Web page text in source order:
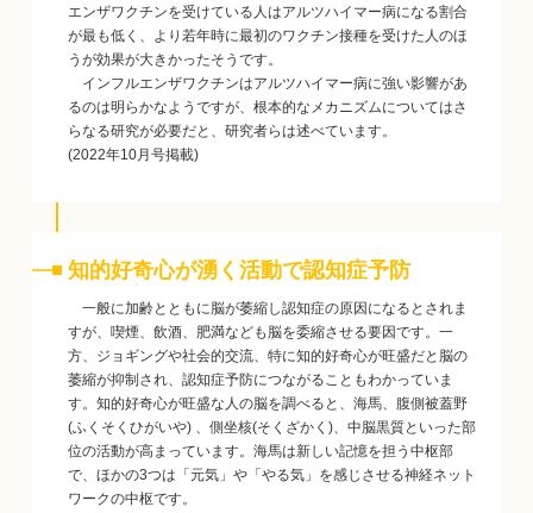
エンザワクチンを受けている人はアルツハイマー病になる割合
が最も低く、より若年時に最初のワクチン接種を受けた人のほ
うが効果が大きかったそうです。
インフルエンザワクチンはアルツハイマー病に強い影響があ
るのは明らかなようですが、根本的なメカニズムについてはさ
らなる研究が必要だと、研究者らは述べています。
(2022年10月号掲載)
知的好奇心が湧く活動で認知症予防
一般に加齢とともに脳が萎縮し認知症の原因になるとされま
すが、喫煙、飲酒、肥満なども脳を委縮させる要因です。一
方、ジョギングや社会的交流、特に知的好奇心が旺盛だと脳の
萎縮が抑制され、認知症予防につながることもわかっていま
す。知的好奇心が旺盛な人の脳を調べると、海馬、腹側被蓋野
(ふくそくひがいや) 、側坐核(そくざかく)、中脳黒質といった部
位の活動が高まっています。海馬は新しい記憶を担う中枢部
で、ほかの3つは「元気」や「やる気」を感じさせる神経ネット
ワークの中枢です。